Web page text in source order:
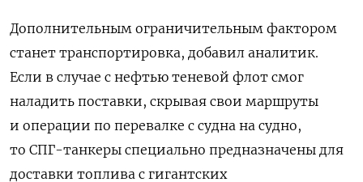
Дополнительным ограничительным фактором
станет транспортировка, добавил аналитик.
Если в случае с нефтью теневой флот смог
наладить поставки, скрывая свои маршруты
и операции по перевалке с судна на судно,
то СПГ-танкеры специально предназначены для
доставки топлива с гигантских